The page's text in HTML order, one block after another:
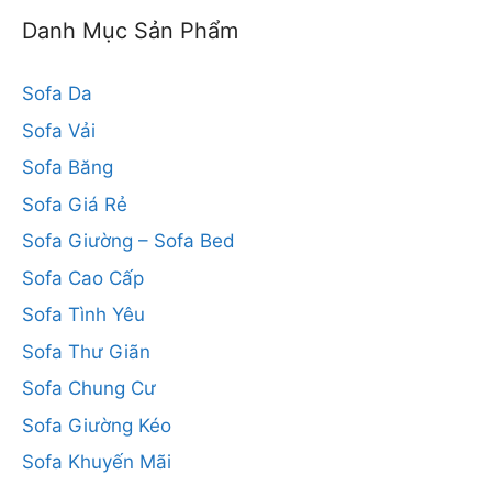
Danh Mục Sản Phẩm
Sofa Da
Sofa Vải
Sofa Băng
Sofa Giá Rẻ
Sofa Giường – Sofa Bed
Sofa Cao Cấp
Sofa Tình Yêu
Sofa Thư Giãn
Sofa Chung Cư
Sofa Giường Kéo
Sofa Khuyến Mãi